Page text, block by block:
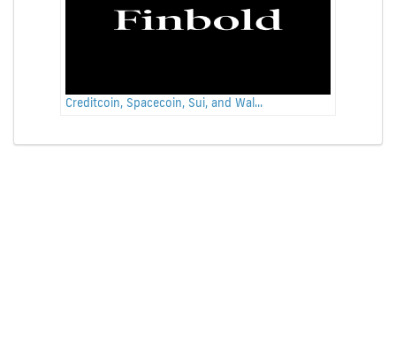
Creditcoin, Spacecoin, Sui, and Wal...